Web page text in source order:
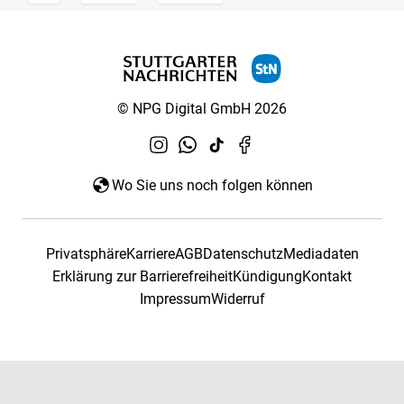
© NPG Digital GmbH 2026
Wo Sie uns noch folgen können
PrivatsphäreKarriereAGBDatenschutzMediadaten
Erklärung zur BarrierefreiheitKündigungKontakt
ImpressumWiderruf